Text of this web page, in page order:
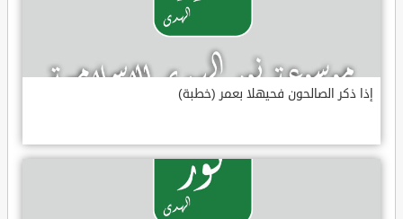
إذا ذكر الصالحون فحيهلا بعمر (خطبة)